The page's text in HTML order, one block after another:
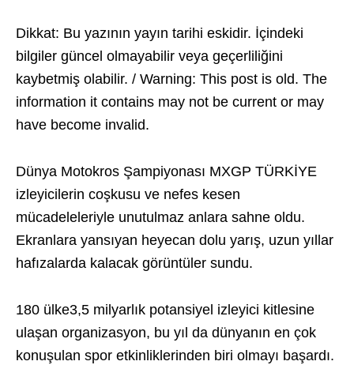
Dikkat: Bu yazının yayın tarihi eskidir. İçindeki
bilgiler güncel olmayabilir veya geçerliliğini
kaybetmiş olabilir. / Warning: This post is old. The
information it contains may not be current or may
have become invalid.
Dünya Motokros Şampiyonası MXGP TÜRKİYE
izleyicilerin coşkusu ve nefes kesen
mücadeleleriyle unutulmaz anlara sahne oldu.
Ekranlara yansıyan heyecan dolu yarış, uzun yıllar
hafızalarda kalacak görüntüler sundu.
180 ülke3,5 milyarlık potansiyel izleyici kitlesine
ulaşan organizasyon, bu yıl da dünyanın en çok
konuşulan spor etkinliklerinden biri olmayı başardı.